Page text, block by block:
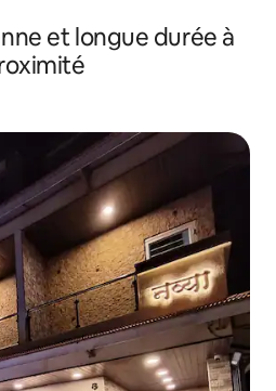
et longue durée à